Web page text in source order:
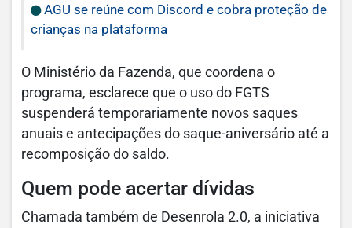
AGU se reúne com Discord e cobra proteção de
crianças na plataforma
O Ministério da Fazenda, que coordena o
programa, esclarece que o uso do FGTS
suspenderá temporariamente novos saques
anuais e antecipações do saque-aniversário até a
recomposição do saldo.
Quem pode acertar dívidas
Chamada também de Desenrola 2.0, a iniciativa